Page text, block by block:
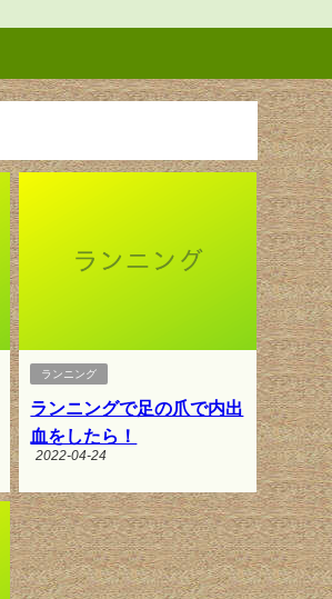
ランニング
ランニングで足の爪で内出
血をしたら！
2022-04-24